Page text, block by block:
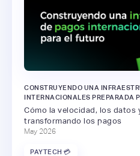
CONSTRUYENDO UNA
INTERNACIONALES PREPARADA
Cómo la velocidad, los datos
transformando los pagos
May 2026
PAYTECH 💳